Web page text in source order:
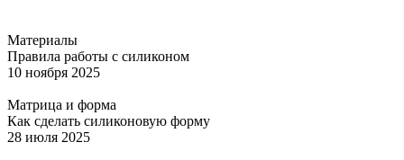
Материалы
Правила работы с силиконом
10 ноября 2025
Матрица и форма
Как сделать силиконовую форму
28 июля 2025